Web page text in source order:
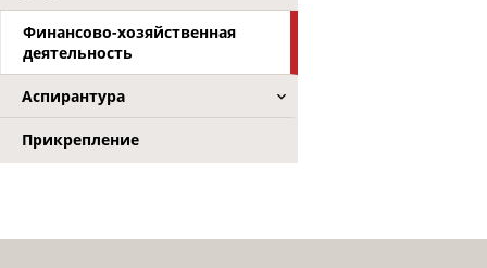
Финансово-хозяйственная
деятельность
Аспирантура
Прикрепление